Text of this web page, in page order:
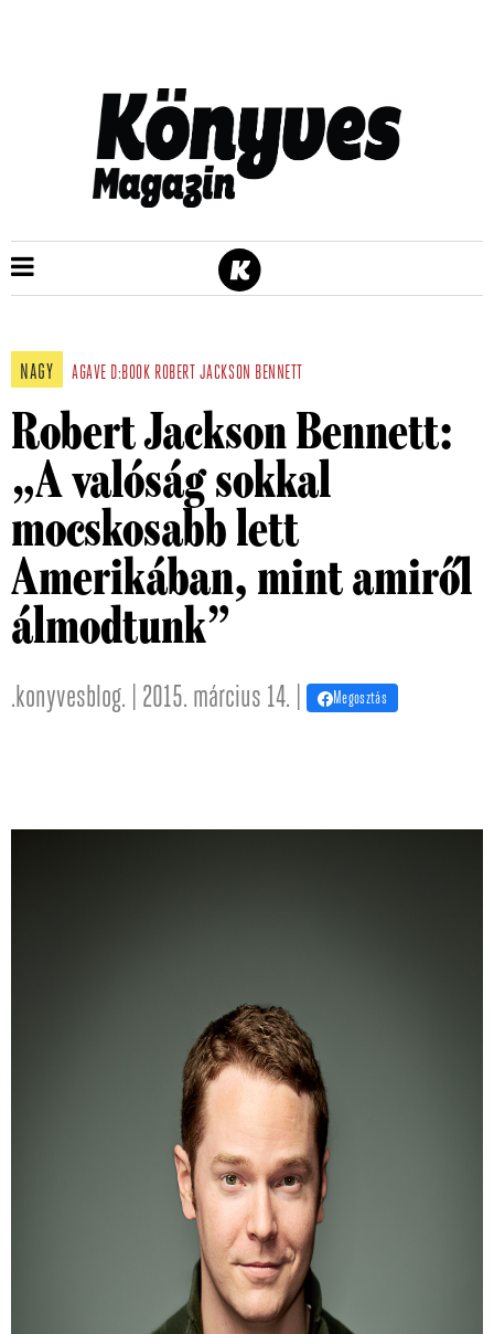
NAGY AGAVE D:BOOK ROBERT JACKSON BENNETT
Robert Jackson Bennett:
„A valóság sokkal
mocskosabb lett
Amerikában, mint amiről
álmodtunk”
.konyvesblog. | 2015. március 14. | Megosztás